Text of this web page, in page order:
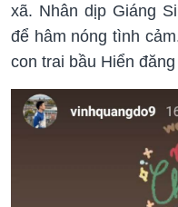
xã. Nhân dịp Giáng
để hâm nóng tình
con trai bầu Hiển